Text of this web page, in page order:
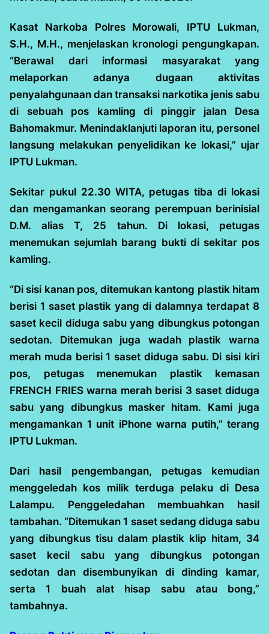
Kasat Narkoba Polres Morowali, IPTU Lukman,
S.H., M.H., menjelaskan kronologi pengungkapan.
“Berawal dari informasi masyarakat yang
melaporkan adanya dugaan aktivitas
penyalahgunaan dan transaksi narkotika jenis sabu
di sebuah pos kamling di pinggir jalan Desa
Bahomakmur. Menindaklanjuti laporan itu, personel
langsung melakukan penyelidikan ke lokasi,” ujar
IPTU Lukman.
Sekitar pukul 22.30 WITA, petugas tiba di lokasi
dan mengamankan seorang perempuan berinisial
D.M. alias T, 25 tahun. Di lokasi, petugas
menemukan sejumlah barang bukti di sekitar pos
kamling.
“Di sisi kanan pos, ditemukan kantong plastik hitam
berisi 1 saset plastik yang di dalamnya terdapat 8
saset kecil diduga sabu yang dibungkus potongan
sedotan. Ditemukan juga wadah plastik warna
merah muda berisi 1 saset diduga sabu. Di sisi kiri
pos, petugas menemukan plastik kemasan
FRENCH FRIES warna merah berisi 3 saset diduga
sabu yang dibungkus masker hitam. Kami juga
mengamankan 1 unit iPhone warna putih,” terang
IPTU Lukman.
Dari hasil pengembangan, petugas kemudian
menggeledah kos milik terduga pelaku di Desa
Lalampu. Penggeledahan membuahkan hasil
tambahan. “Ditemukan 1 saset sedang diduga sabu
yang dibungkus tisu dalam plastik klip hitam, 34
saset kecil sabu yang dibungkus potongan
sedotan dan disembunyikan di dinding kamar,
serta 1 buah alat hisap sabu atau bong,”
tambahnya.